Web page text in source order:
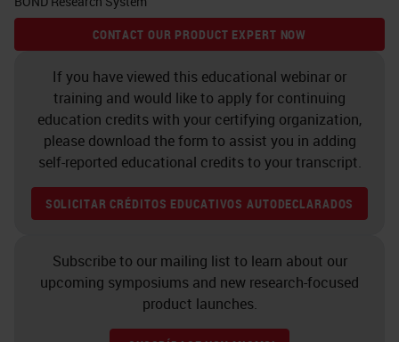
know how you choose which
products and how you decide on
which areas to focus on for your
research.
There's 22 research groups within
the building and they all have their
own individual research focus,
type or just a mechanism. We're
very driven by the research that's
carried out within those 22
CONTACT OUR PRODUCT EXPERT NOW
If you have viewed this educational webinar or
training and would like to apply for continuing
education credits with your certifying organization,
please download the form to assist you in adding
self-reported educational credits to your transcript.
SOLICITAR CRÉDITOS EDUCATIVOS AUTODECLARADOS
Subscribe to our mailing list to learn about our
upcoming symposiums and new research-focused
product launches.